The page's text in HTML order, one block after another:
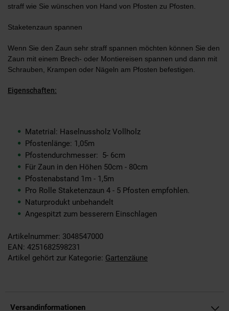
straff wie Sie wünschen von Hand von Pfosten zu Pfosten.
Staketenzaun spannen
Wenn Sie den Zaun sehr straff spannen möchten können Sie den
Zaun mit einem Brech- oder Montiereisen spannen und dann mit
Schrauben, Krampen oder Nägeln am Pfosten befestigen.
Eigenschaften:
Matetrial: Haselnussholz Vollholz
Pfostenlänge: 1,05m
Pfostendurchmesser: 5- 6cm
Für Zaun in den Höhen 50cm - 80cm
Pfostenabstand 1m - 1,5m
Pro Rolle Staketenzaun 4 - 5 Pfosten empfohlen.
Naturprodukt unbehandelt
Angespitzt zum besserern Einschlagen
Artikelnummer: 3048547000
EAN: 4251682598231
Artikel gehört zur Kategorie: Gartenzäune
Versandinformationen